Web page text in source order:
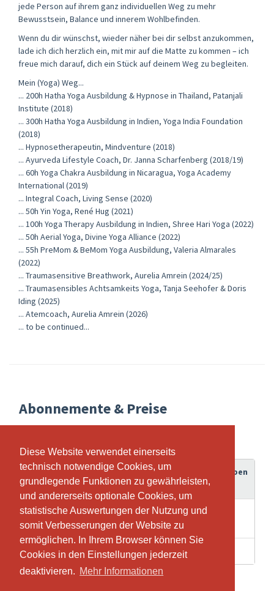
Diese Website verwendet einerseits
technisch notwendige Cookies, um
grundlegende Funktionen zu gewährleisten,
und andererseits optionale Cookies, um
statistische Auswertungen der Nutzung und
somit Verbesserungen der Website zu
ermöglichen. In Ihrem Browser können Sie
Cookies in den Einstellungen jederzeit
deaktivieren. Mehr Informationen
Diese Website verwendet einerseits
technisch notwendige Cookies, um
grundlegende Funktionen zu gewährleisten,
und andererseits optionale Cookies, um
statistische Auswertungen der Nutzung und
somit Verbesserungen der Website zu
ermöglichen. In Ihrem Browser können Sie
Cookies in den Einstellungen jederzeit
deaktivieren. Mehr Informationen
jede Person auf ihrem ganz individuellen Weg zu mehr
Bewusstsein, Balance und innerem Wohlbefinden.
Wenn du dir wünschst, wieder näher bei dir selbst anzukommen,
lade ich dich herzlich ein, mit mir auf die Matte zu kommen – ich
freue mich darauf, dich ein Stück auf deinem Weg zu begleiten.
Mein (Yoga) Weg...
... 200h Hatha Yoga Ausbildung & Hypnose in Thailand, Patanjali
Institute (2018)
... 300h Hatha Yoga Ausbildung in Indien, Yoga India Foundation
(2018)
... Hypnosetherapeutin, Mindventure (2018)
... Ayurveda Lifestyle Coach, Dr. Janna Scharfenberg (2018/19)
... 60h Yoga Chakra Ausbildung in Nicaragua, Yoga Academy
International (2019)
... Integral Coach, Living Sense (2020)
... 50h Yin Yoga, René Hug (2021)
... 100h Yoga Therapy Ausbildung in Indien, Shree Hari Yoga (2022)
... 50h Aerial Yoga, Divine Yoga Alliance (2022)
... 55h PreMom & BeMom Yoga Ausbildung, Valeria Almarales
(2022)
... Traumasensitive Breathwork, Aurelia Amrein (2024/25)
... Traumasensibles Achtsamkeits Yoga, Tanja Seehofer & Doris
Iding (2025)
... Atemcoach, Aurelia Amrein (2026)
... to be continued...
Abonnemente & Preise
Abonnement
Gültigkeitsdauer Guthaben
Breathwork -
Gruppensession
Gutschein 1 Tage